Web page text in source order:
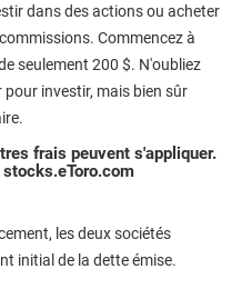
dans des actions ou acheter
Commencez à
seulement 200 $. N'oubliez
investir, mais bien sûr
frais peuvent s'appliquer.
les deux sociétés
initial de la dette émise.